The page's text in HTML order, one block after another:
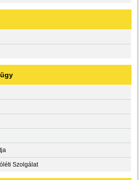
Szolgálat